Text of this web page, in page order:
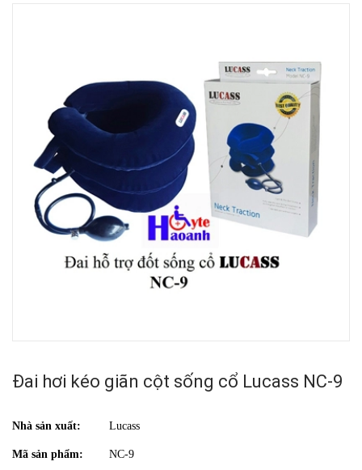
Đai hơi kéo giãn cột sống cổ Lucass NC-9
Nhà sản xuất: Lucass
Mã sản phẩm: NC-9